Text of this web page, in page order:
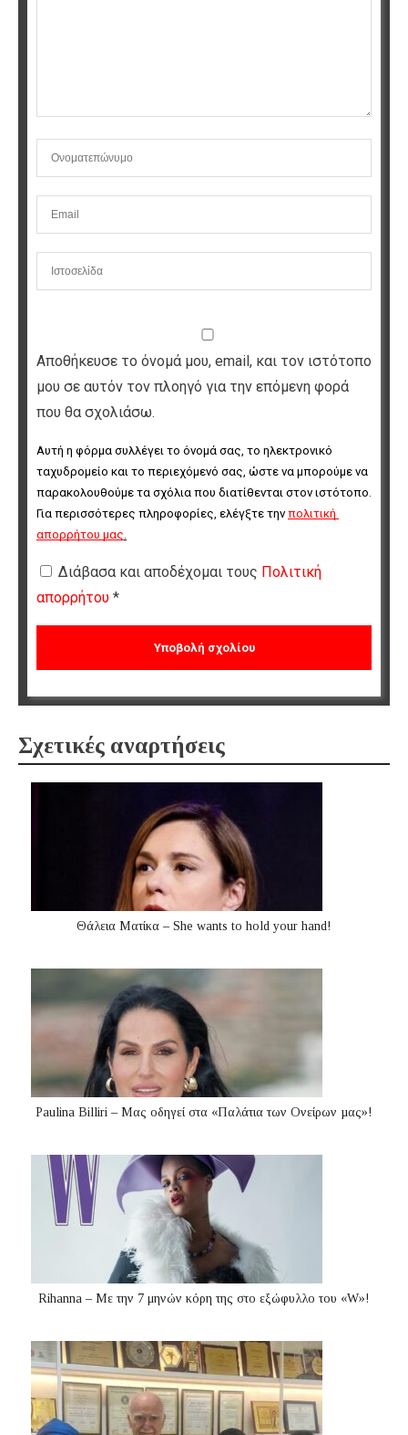
Αποθήκευσε το όνομά μου, email, και τον ιστότοπο
μου σε αυτόν τον πλοηγό για την επόμενη φορά
που θα σχολιάσω.
Αυτή η φόρμα συλλέγει το όνομά σας, το ηλεκτρονικό
ταχυδρομείο και το περιεχόμενό σας, ώστε να μπορούμε να
παρακολουθούμε τα σχόλια που διατίθενται στον ιστότοπο.
Για περισσότερες πληροφορίες, ελέγξτε την πολιτική
απορρήτου μας.
Διάβασα και αποδέχομαι τους Πολιτική
απορρήτου *
Σχετικές αναρτήσεις
Θάλεια Ματίκα – She wants to hold your hand!
Paulina Billiri – Μας οδηγεί στα «Παλάτια των Ονείρων µας»!
Rihanna – Με την 7 μηνών κόρη της στο εξώφυλλο του «W»!